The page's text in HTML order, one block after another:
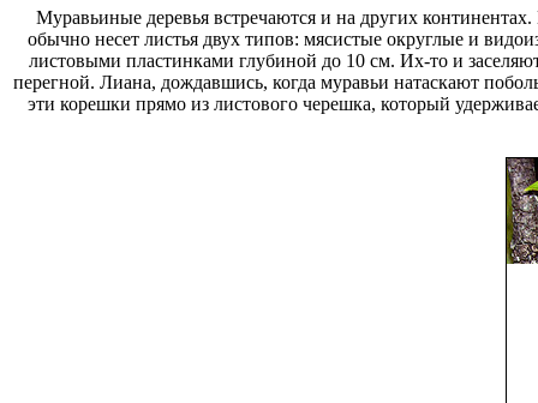
Муравьиные деревья встречаются и на других
обычно несет листья двух типов: мясистые округлые и
листовыми пластинками глубиной до 10 см. Их-то и
перегной. Лиана, дождавшись, когда муравьи натаскают
эти корешки прямо из листового черешка, который